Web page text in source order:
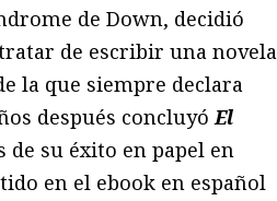
de Down, decidió
de escribir una novela
la que siempre declara
después concluyó El
de su éxito en papel en
en el ebook en español